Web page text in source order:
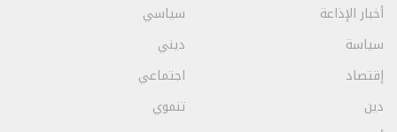
أخبار الإذاعة
سياسة
إقتصاد
دين
سياسي
ديني
اجتماعي
تنموي